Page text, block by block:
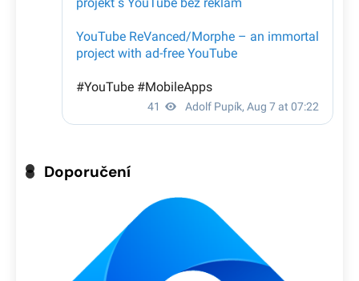
Doporučení